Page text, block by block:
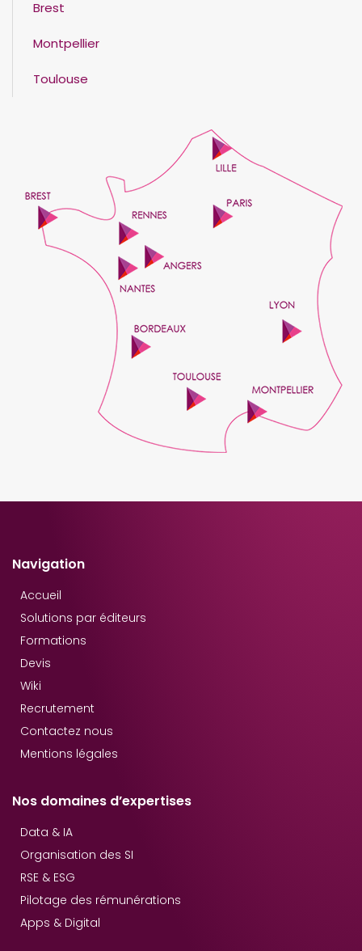
Brest
Montpellier
Toulouse
Navigation
Accueil
Solutions par éditeurs
Formations
Devis
Wiki
Recrutement
Contactez nous
Mentions légales
Nos domaines d’expertises
Data & IA
Organisation des SI
RSE & ESG
Pilotage des rémunérations
Apps & Digital